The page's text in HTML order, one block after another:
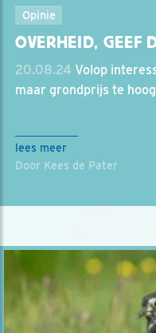
Opinie
OVERHEID, GEEF
20.08.24 Volop
maar grondprijs te
lees meer
Door Kees de Pater